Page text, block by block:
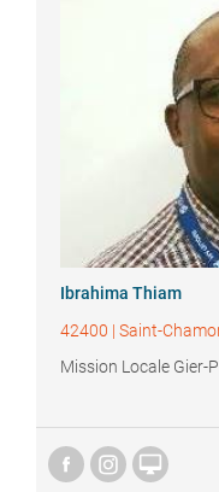
Ibrahima Thiam
42400 | Saint-
Mission Locale Gier-
